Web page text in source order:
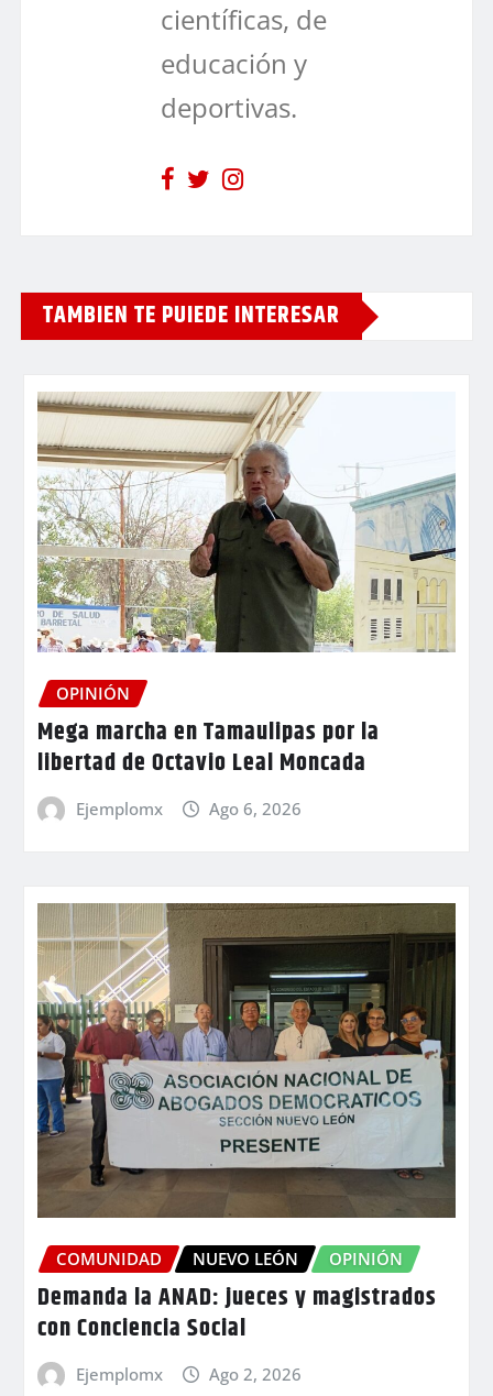
científicas, de
educación y
deportivas.
TAMBIEN TE PUIEDE INTERESAR
OPINIÓN
Mega marcha en Tamaulipas por la
libertad de Octavio Leal Moncada
Ejemplomx Ago 6, 2026
COMUNIDAD NUEVO LEÓN OPINIÓN
Demanda la ANAD: jueces y magistrados
con Conciencia Social
Ejemplomx Ago 2, 2026